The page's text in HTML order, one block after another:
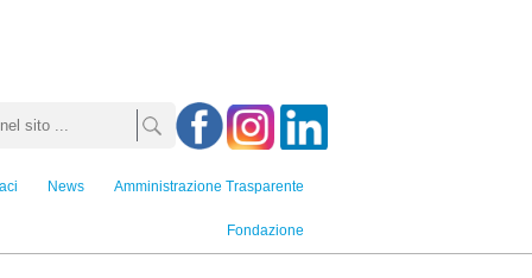
News Amministrazione Trasparente
Fondazione